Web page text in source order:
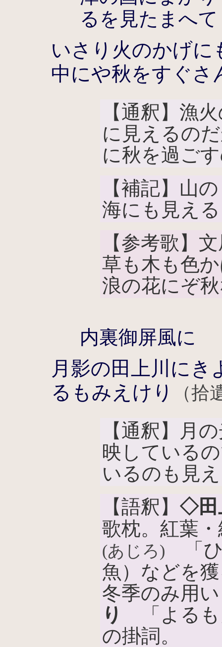
るを見たまへて
いさり火のかげに
中にや秋をすぐさ
【通釈】漁
に見えるの
に秋を過ご
【補記】山
海にも見え
【参考歌】
草も木も色
浪の花にぞ
内裏御屏風に
月影の田上川にき
るもみえけり
（拾
【通釈】月
映している
いるのも見
【語釈】 ◇田
歌枕。紅葉
(あじろ)
「ひ
魚）などを
冬季のみ用
り
「よるも
の掛詞。